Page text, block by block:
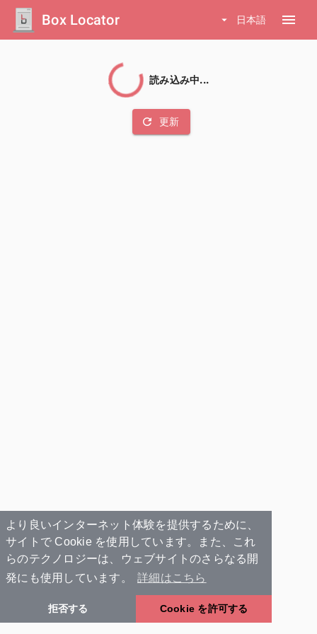
より良いインターネット体験を提供するために、
サイトで Cookie を使用しています。また、これ
らのテクノロジーは、ウェブサイトのさらなる開
発にも使用しています。
詳細はこちら
拒否する Cookie を許可する
Box Locator arrow_drop_down 日本語 menu
読み込み中...
refresh 更新